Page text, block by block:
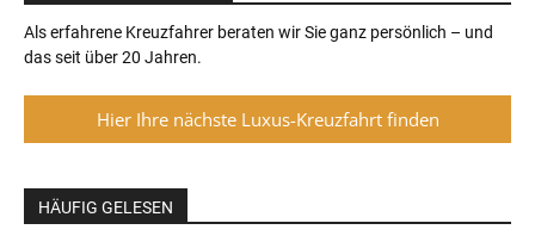
Als erfahrene Kreuzfahrer beraten wir Sie ganz persönlich – und
das seit über 20 Jahren.
Hier Ihre nächste Luxus-Kreuzfahrt finden
HÄUFIG GELESEN